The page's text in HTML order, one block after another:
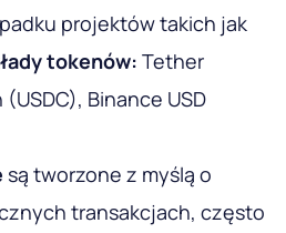
projektów takich jak
tokenów: Tether
(USDC), Binance USD
są tworzone z myślą o
transakcjach, często